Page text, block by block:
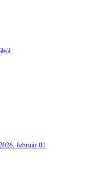
február 01